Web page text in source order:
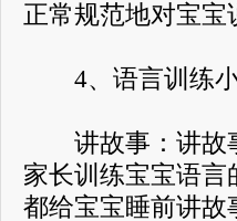
正常规范地对宝宝
4、语言训练小
讲故事：讲故事
家长训练宝宝语
都给宝宝睡前讲故